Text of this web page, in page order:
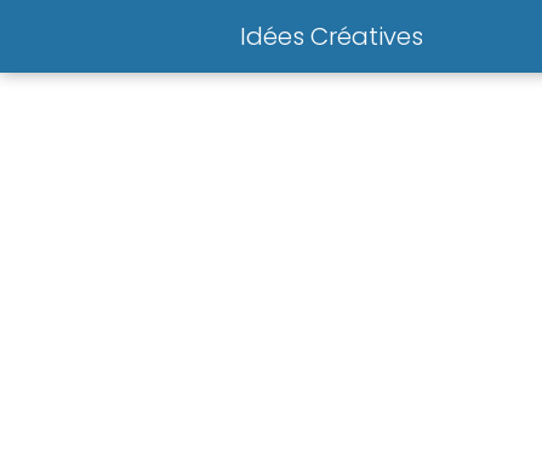
Idées Créatives